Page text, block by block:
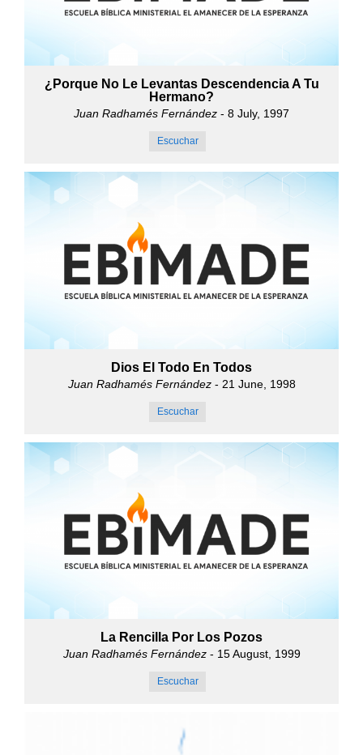
¿Porque No Le Levantas Descendencia A Tu
Hermano?
Juan Radhamés Fernández - 8 July, 1997
Escuchar
Dios El Todo En Todos
Juan Radhamés Fernández- 21 June, 1998
Escuchar
La Rencilla Por Los Pozos
Juan Radhamés Fernández- 15 August, 1999
Escuchar